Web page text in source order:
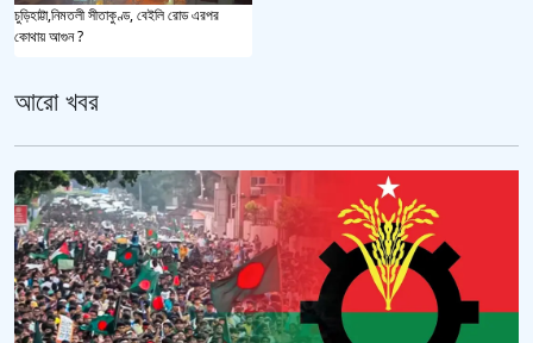
চুড়িহাট্টা,নিমতলী সীতাকুণ্ড, বেইলি রোড এরপর
কোথায় আগুন ?
আরো খবর